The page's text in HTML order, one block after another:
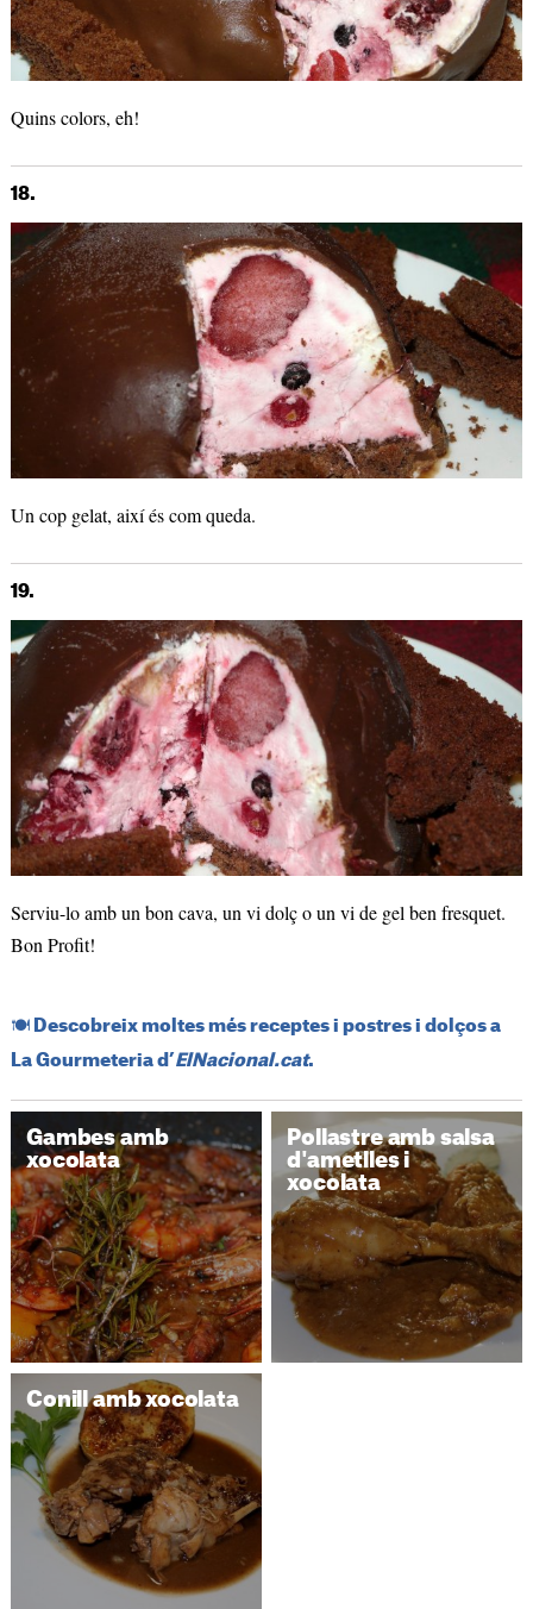
Quins colors, eh!
18.
Un cop gelat, així és com queda.
19.
Serviu-lo amb un bon cava, un vi dolç o un vi de gel ben fresquet.
Bon Profit!
​🍽️​ Descobreix moltes més receptes i postres i dolços a
La Gourmeteria d’ElNacional.cat.
Gambes amb
xocolata
Pollastre amb salsa
d'ametlles i
xocolata
Conill amb xocolata